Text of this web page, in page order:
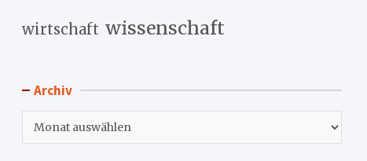
wirtschaft wissenschaft
Archiv